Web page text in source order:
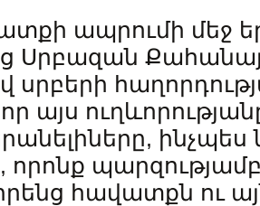
ապրումի մեջ
Սրբազան
սրբերի
որ այս
ինչպես
որոնք
հավատքն ու